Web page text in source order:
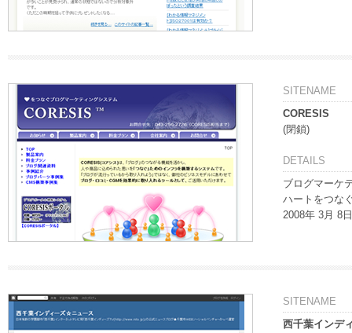
SITENAME
CORESIS
(閉鎖)
DETAILS
ブログマーケ
ハートをつな
2008年 3月 8
SITENAME
西千葉インデ